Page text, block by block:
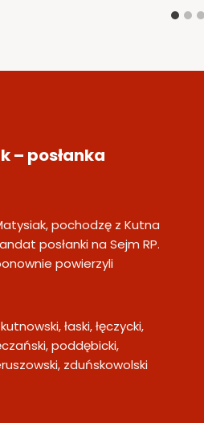
– posłanka
pochodzę z Kutna
posłanki na Sejm RP.
powierzyli
łaski, łęczycki,
poddębicki,
zduńskowolski